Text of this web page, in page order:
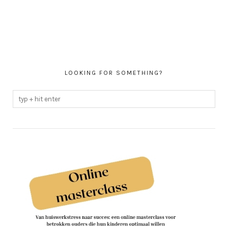
LOOKING FOR SOMETHING?